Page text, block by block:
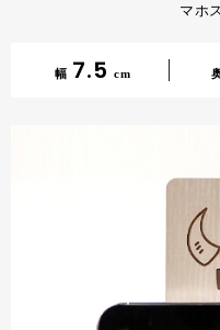
マホ
幅 7.5 cm